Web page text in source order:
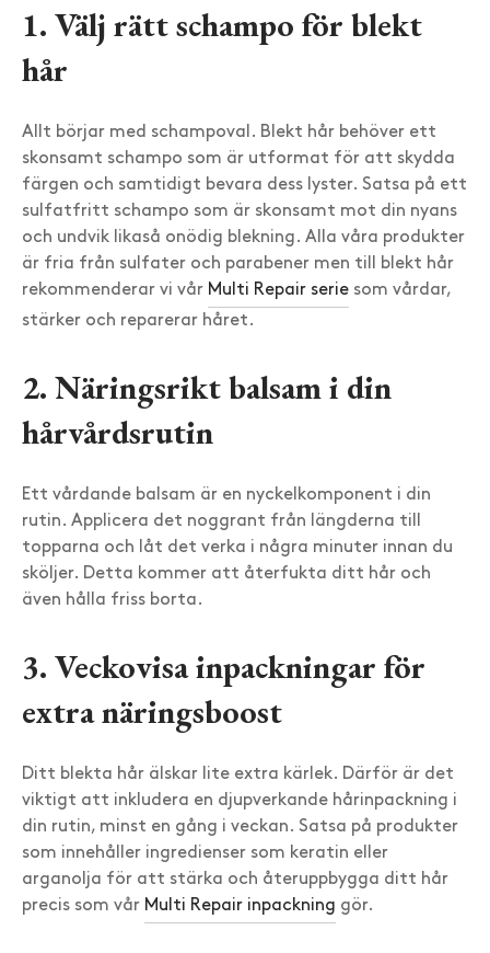
1. Välj rätt schampo för blekt
hår
Allt börjar med schampoval. Blekt hår behöver ett
skonsamt schampo som är utformat för att skydda
färgen och samtidigt bevara dess lyster. Satsa på ett
sulfatfritt schampo som är skonsamt mot din nyans
och undvik likaså onödig blekning. Alla våra produkter
är fria från sulfater och parabener men till blekt hår
rekommenderar vi vår Multi Repair serie som vårdar,
stärker och reparerar håret.
2. Näringsrikt balsam i din
hårvårdsrutin
Ett vårdande balsam är en nyckelkomponent i din
rutin. Applicera det noggrant från längderna till
topparna och låt det verka i några minuter innan du
sköljer. Detta kommer att återfukta ditt hår och
även hålla friss borta.
3. Veckovisa inpackningar för
extra näringsboost
Ditt blekta hår älskar lite extra kärlek. Därför är det
viktigt att inkludera en djupverkande hårinpackning i
din rutin, minst en gång i veckan. Satsa på produkter
som innehåller ingredienser som keratin eller
arganolja för att stärka och återuppbygga ditt hår
precis som vår Multi Repair inpackning gör.